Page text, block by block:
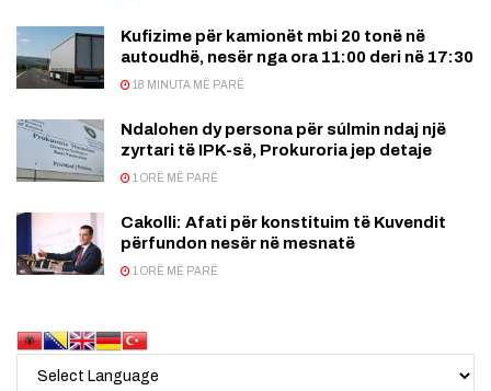
Kufizime për kamionët mbi 20 tonë në
autoudhë, nesër nga ora 11:00 deri në 17:30
18 MINUTA MË PARË
Ndalohen dy persona për súlmin ndaj një
zyrtari të IPK-së, Prokuroria jep detaje
1 ORË MË PARË
Cakolli: Afati për konstituim të Kuvendit
përfundon nesër në mesnatë
1 ORË MË PARË